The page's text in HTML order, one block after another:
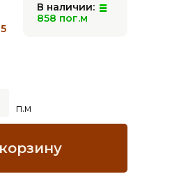
5
В наличии:
858 пог.м
п.м